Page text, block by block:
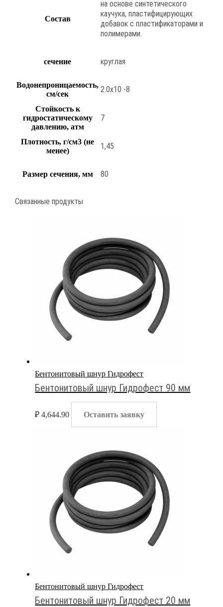
Состав
на основе синтетического
каучука, пластифицирующих
добавок с пластификаторами и
полимерами.
сечение круглая
Водонепроницаемость,
см/сек
2.0х10 -8
Стойкость к
гидростатическому
давлению, атм
7
Плотность, г/см3 (не
менее)
1,45
Размер сечения, мм 80
Связанные продукты
Бентонитовый шнур Гидрофест
Бентонитовый шнур Гидрофест 90 мм
₽ 4,644.90 Оставить заявку
Бентонитовый шнур Гидрофест
Бентонитовый шнур Гидрофест 20 мм